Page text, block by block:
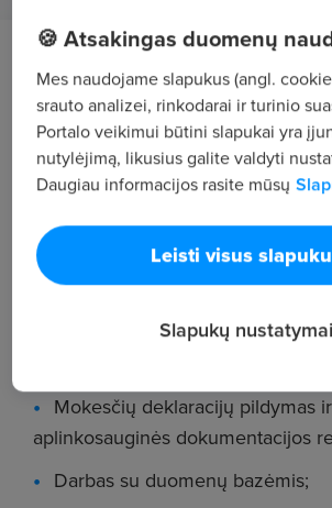
Darbo aprašymas
Jūs būsite tas asmuo, į kurį jūsų
įmonė kreipsis visais su aplinkos
susijusiais klausimais;
Aplinkosauginės
gaminių, pakuotės apskaitų)
sistemoje;
Įvairių aplinkosauginių ataskaitų
Mokesčių deklaracijų pildymas
aplinkosauginės dokumentacijos
Darbas su duomenų bazėmis;
🍪 Atsakingas duomenų
Mes naudojame slapukus (angl.
srauto analizei, rinkodarai ir turinio
Portalo veikimui būtini slapukai yra
nutylėjimą, likusius galite valdyti
Daugiau informacijos rasite mūsų
Leisti visus
Slapukų nustatymai